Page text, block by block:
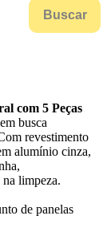
Buscar
com 5 Peças
busca
revestimento
alumínio cinza,
limpeza.
de panelas